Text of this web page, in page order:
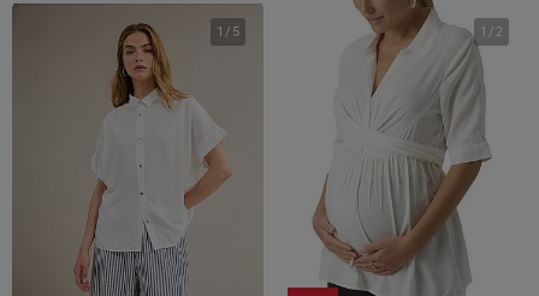
1 / 5 1 / 2